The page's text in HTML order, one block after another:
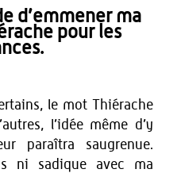
d’emmener ma
pour les
le mot Thiérache
l’idée même d’y
paraîtra saugrenue.
ni sadique avec ma